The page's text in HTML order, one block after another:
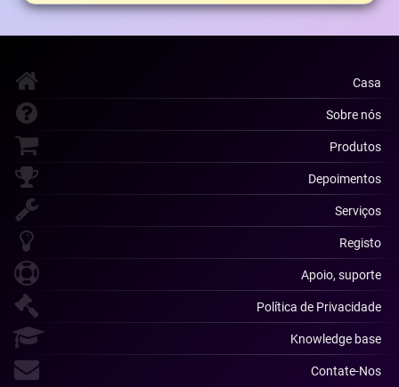
Casa
Sobre nós
Produtos
Depoimentos
Serviços
Registo
Apoio, suporte
Política de Privacidade
Knowledge base
Contate-Nos